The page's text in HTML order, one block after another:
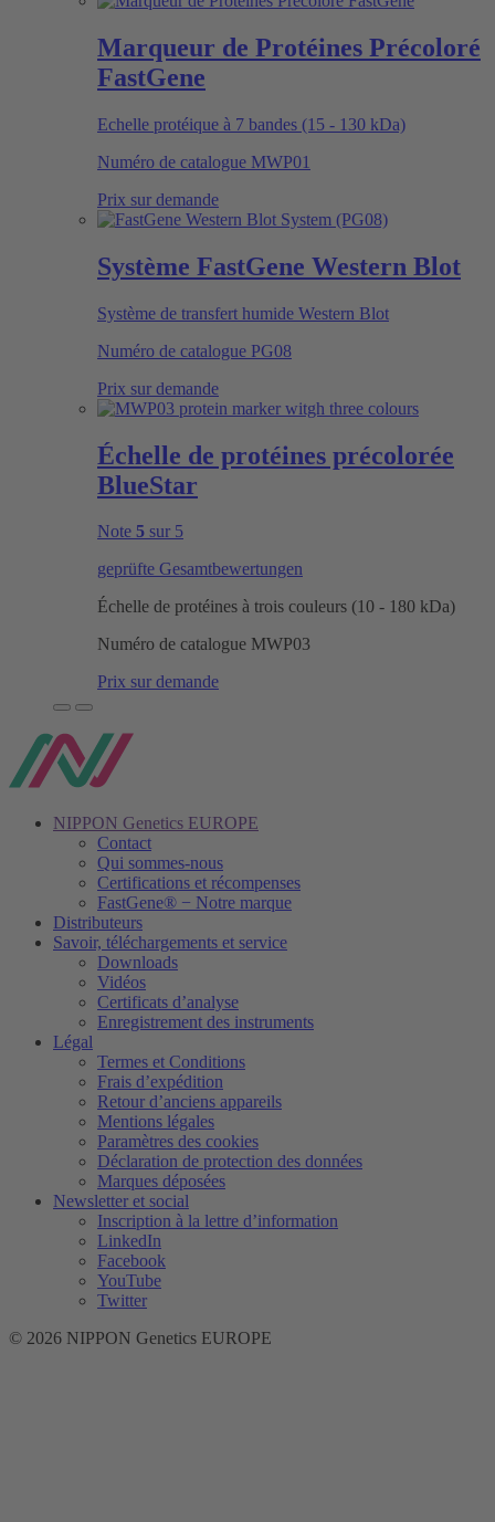
Marqueur de Protéines Précoloré
FastGene
Echelle protéique à 7 bandes (15 - 130 kDa)
Numéro de catalogue MWP01
Prix sur demande
Système FastGene Western Blot
Système de transfert humide Western Blot
Numéro de catalogue PG08
Prix sur demande
Échelle de protéines précolorée
BlueStar
Note 5 sur 5
geprüfte Gesamtbewertungen
Échelle de protéines à trois couleurs (10 - 180 kDa)
Numéro de catalogue MWP03
Prix sur demande
NIPPON Genetics EUROPE
Contact
Qui sommes-nous
Certifications et récompenses
FastGene® − Notre marque
Distributeurs
Savoir, téléchargements et service
Downloads
Vidéos
Certificats d’analyse
Enregistrement des instruments
Légal
Termes et Conditions
Frais d’expédition
Retour d’anciens appareils
Mentions légales
Paramètres des cookies
Déclaration de protection des données
Marques déposées
Newsletter et social
Inscription à la lettre d’information
LinkedIn
Facebook
YouTube
Twitter
© 2026 NIPPON Genetics EUROPE